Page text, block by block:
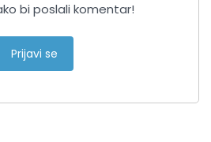
bi poslali komentar!
Prijavi se